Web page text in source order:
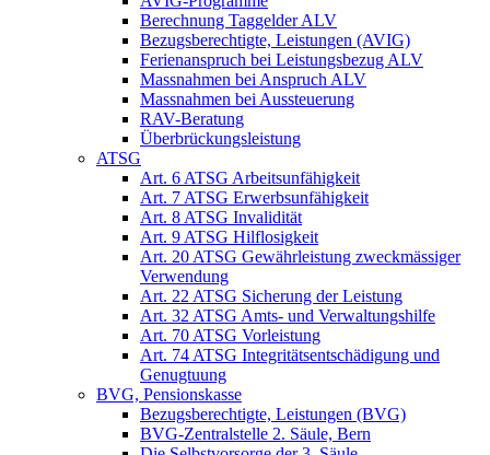
Berechnung Taggelder ALV
Bezugsberechtigte, Leistungen (AVIG)
Ferienanspruch bei Leistungsbezug ALV
Massnahmen bei Anspruch ALV
Massnahmen bei Aussteuerung
RAV-Beratung
Überbrückungsleistung
ATSG
Art. 6 ATSG Arbeitsunfähigkeit
Art. 7 ATSG Erwerbsunfähigkeit
Art. 8 ATSG Invalidität
Art. 9 ATSG Hilflosigkeit
Art. 20 ATSG Gewährleistung zweckmässiger
Verwendung
Art. 22 ATSG Sicherung der Leistung
Art. 32 ATSG Amts- und Verwaltungshilfe
Art. 70 ATSG Vorleistung
Art. 74 ATSG Integritätsentschädigung und
Genugtuung
BVG, Pensionskasse
Bezugsberechtigte, Leistungen (BVG)
BVG-Zentralstelle 2. Säule, Bern